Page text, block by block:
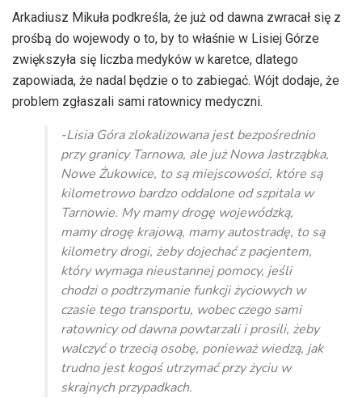
dźwiękowych
Arkadiusz Mikuła podkreśla, że już od dawna zwracał się z
prośbą do wojewody o to, by to właśnie w Lisiej Górze
zwiększyła się liczba medyków w karetce, dlatego
zapowiada, że nadal będzie o to zabiegać. Wójt dodaje, że
problem zgłaszali sami ratownicy medyczni.
-Lisia Góra zlokalizowana jest bezpośrednio
przy granicy Tarnowa, ale już Nowa Jastrząbka,
Nowe Żukowice, to są miejscowości, które są
kilometrowo bardzo oddalone od szpitala w
Tarnowie. My mamy drogę wojewódzką,
mamy drogę krajową, mamy autostradę, to są
kilometry drogi, żeby dojechać z pacjentem,
który wymaga nieustannej pomocy, jeśli
chodzi o podtrzymanie funkcji życiowych w
czasie tego transportu, wobec czego sami
ratownicy od dawna powtarzali i prosili, żeby
walczyć o trzecią osobę, ponieważ wiedzą, jak
trudno jest kogoś utrzymać przy życiu w
skrajnych przypadkach.